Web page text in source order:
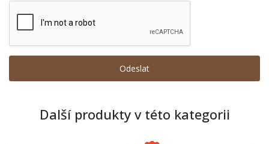
Další produkty v této kategorii